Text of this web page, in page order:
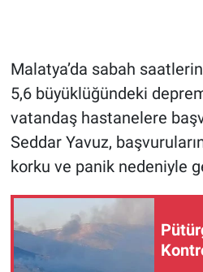
Malatya’da sabah
5,6 büyüklüğündeki
vatandaş hastanelere
Seddar Yavuz,
korku ve panik nedeniyle